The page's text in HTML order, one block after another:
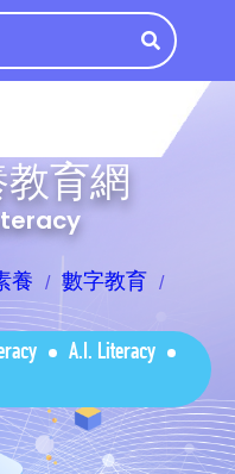
育網
養
數字教育
A.I. Literacy